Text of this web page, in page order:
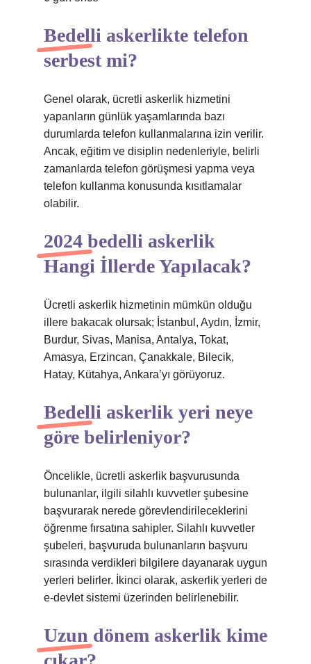
Bedelli askerlikte telefon
serbest mi?
Genel olarak, ücretli askerlik hizmetini
yapanların günlük yaşamlarında bazı
durumlarda telefon kullanmalarına izin verilir.
Ancak, eğitim ve disiplin nedenleriyle, belirli
zamanlarda telefon görüşmesi yapma veya
telefon kullanma konusunda kısıtlamalar
olabilir.
2024 bedelli askerlik
Hangi İllerde Yapılacak?
Ücretli askerlik hizmetinin mümkün olduğu
illere bakacak olursak; İstanbul, Aydın, İzmir,
Burdur, Sivas, Manisa, Antalya, Tokat,
Amasya, Erzincan, Çanakkale, Bilecik,
Hatay, Kütahya, Ankara’yı görüyoruz.
Bedelli askerlik yeri neye
göre belirleniyor?
Öncelikle, ücretli askerlik başvurusunda
bulunanlar, ilgili silahlı kuvvetler şubesine
başvurarak nerede görevlendirileceklerini
öğrenme fırsatına sahipler. Silahlı kuvvetler
şubeleri, başvuruda bulunanların başvuru
sırasında verdikleri bilgilere dayanarak uygun
yerleri belirler. İkinci olarak, askerlik yerleri de
e-devlet sistemi üzerinden belirlenebilir.
Uzun dönem askerlik kime